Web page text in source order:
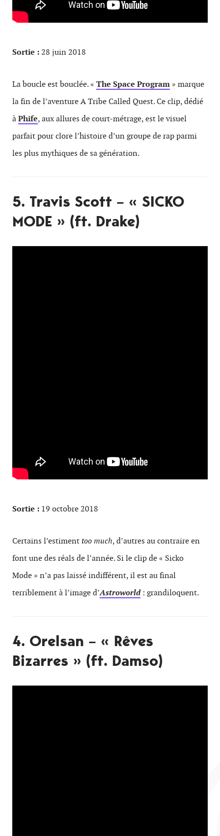
Sortie :28 juin 2018
La boucle est bouclée. « The Space Program » marque
la fin de l’aventure A Tribe Called Quest. Ce clip, dédié
àPhife, aux allures de court-métrage, est le visuel
parfait pour clore l’histoire d’un groupe de rap parmi
les plus mythiques de sa génération.
5. Travis Scott – « SICKO
MODE » (ft. Drake)
Sortie : 19 octobre 2018
Certains l’estiment too much, d’autres au contraire en
font une des réals de l’année. Si le clip de « Sicko
Mode » n’a pas laissé indifférent, il est au final
terriblement à l’image d’Astroworld: grandiloquent.
4. Orelsan – « Rêves
Bizarres » (ft. Damso)